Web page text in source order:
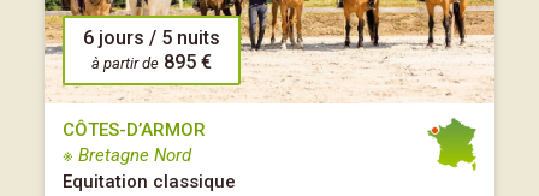
6 jours / 5 nuits
à partir de 895 €
CÔTES-D’ARMOR
※ Bretagne Nord
Equitation classique